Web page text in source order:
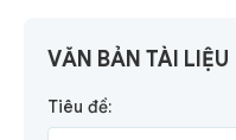
VĂN BẢN TÀI LIỆU
Tiêu đề: